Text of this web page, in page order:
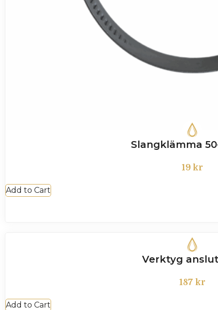
Slangklämma
19 kr
Add to Cart
Verktyg
187 kr
Add to Cart